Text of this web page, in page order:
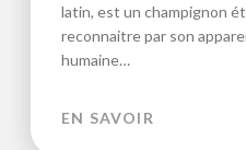
latin, est un champignon
reconnaitre par son
humaine…
EN SAVOIR